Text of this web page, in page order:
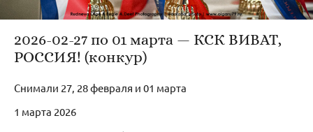
2026-02-27 по 01 марта — КСК ВИВАТ,
РОССИЯ! (конкур)
Снимали 27, 28 февраля и 01 марта
1 марта 2026